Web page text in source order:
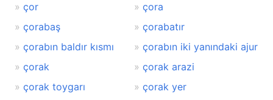
çor
çora
çorabaş
çorabatır
çorabın baldır kısmı
çorabın iki yanındaki ajur
çorak
çorak arazi
çorak toygarı
çorak yer